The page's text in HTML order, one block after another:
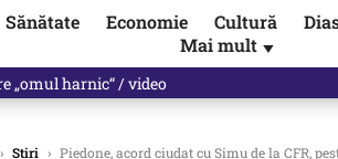
Sănătate Economie Cultură
Mai mult ▼
„omul harnic“ / video
› Stiri › Piedone, acord ciudat cu Simu de la CFR,